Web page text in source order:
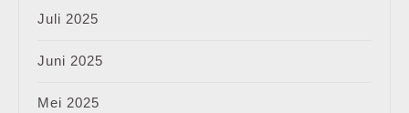
Juli 2025
Juni 2025
Mei 2025